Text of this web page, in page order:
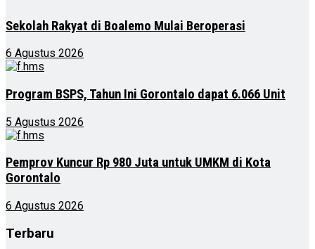
Sekolah Rakyat di Boalemo Mulai Beroperasi
6 Agustus 2026
Program BSPS, Tahun Ini Gorontalo dapat 6.066 Unit
5 Agustus 2026
Pemprov Kuncur Rp 980 Juta untuk UMKM di Kota
Gorontalo
6 Agustus 2026
Terbaru